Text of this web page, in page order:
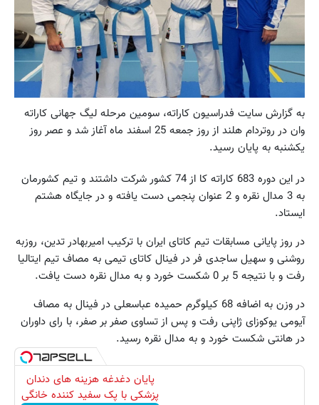
به گزارش سایت فدراسیون کاراته، سومین مرحله لیگ جهانی کاراته
وان در روتردام هلند از روز جمعه 25 اسفند ماه آغاز شد و عصر روز
یکشنبه به پایان رسید.
در این دوره 683 کاراته کا از 74 کشور شرکت داشتند و تیم کشورمان
به 3 مدال نقره و 2 عنوان پنجمی دست یافته و در جایگاه هشتم
ایستاد.
در روز پایانی مسابقات تیم کاتای ایران با ترکیب امیربهادر تدین، روزبه
روشنی و سهیل ساجدی فر در فینال کاتای تیمی به مصاف تیم ایتالیا
رفت و با نتیجه 5 بر 0 شکست خورد و به مدال نقره دست یافت.
در وزن به اضافه 68 کیلوگرم حمیده عباسعلی در فینال به مصاف
آیومی یوکوزای ژاپنی رفت و پس از تساوی صفر بر صفر، با رای داوران
در هانتی شکست خورد و به مدال نقره رسید.
پایان دغدغه هزینه های دندان
پزشکی با پک سفید کننده خانگی